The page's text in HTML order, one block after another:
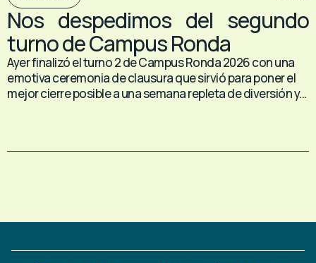
Nos despedimos del segundo
turno de Campus Ronda
Ayer finalizó el turno 2 de Campus Ronda 2026 con una
emotiva ceremonia de clausura que sirvió para poner el
mejor cierre posible a una semana repleta de diversión y...